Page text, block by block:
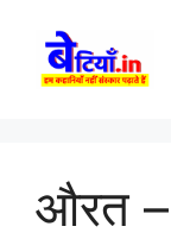
content
औरत –